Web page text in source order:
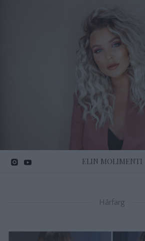
ELIN MOLIMENTI
Hårfärg